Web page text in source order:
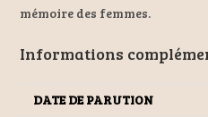
mémoire des femmes.
Informations
DATE DE PARUTION